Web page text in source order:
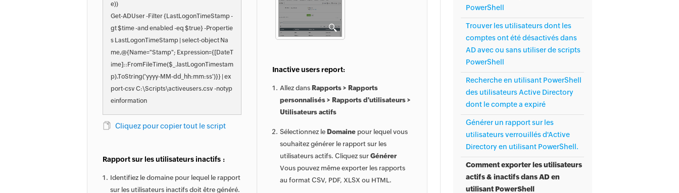
e))
Get-ADUser -Filter {LastLogonTimeStamp -
gt $time -and enabled -eq $true} -Propertie
s LastLogonTimeStamp | select-object Na
me,@{Name="Stamp"; Expression={[DateT
ime]::FromFileTime($_.lastLogonTimestam
p).ToString('yyyy-MM-dd_hh:mm:ss')}} | ex
port-csv C:\Scripts\activeusers.csv -notyp
einformation
Cliquez pour copier tout le script
Rapport sur les utilisateurs inactifs :
Identifiez le domaine pour lequel le rapport
sur les utilisateurs inactifs doit être généré.
Inactive users report:
Allez dans Rapports > Rapports
personnalisés > Rapports d'utilisateurs >
Utilisateurs actifs
Sélectionnez le Domaine pour lequel vous
souhaitez générer le rapport sur les
utilisateurs actifs. Cliquez sur Générer
Vous pouvez même exporter les rapports
au format CSV, PDF, XLSX ou HTML.
PowerShell
Trouver les utilisateurs dont les
comptes ont été désactivés dans
AD avec ou sans utiliser de scripts
PowerShell
Recherche en utilisant PowerShell
des utilisateurs Active Directory
dont le compte a expiré
Générer un rapport sur les
utilisateurs verrouillés d'Active
Directory en utilisant PowerShell.
Comment exporter les utilisateurs
actifs & inactifs dans AD en
utilisant PowerShell